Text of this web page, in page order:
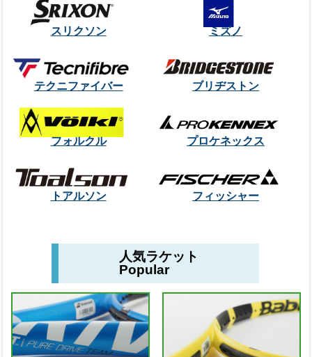
スリクソン ミズノ
テクニファイバー ブリヂストン
フォルクル プロケネックス
トアルソン フィッシャー
人気ラケット
Popular